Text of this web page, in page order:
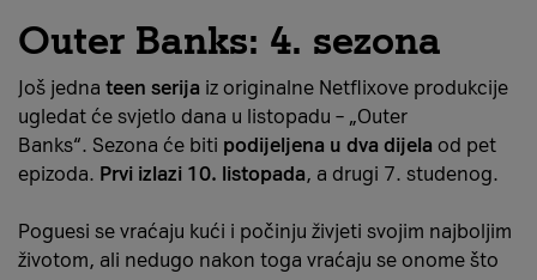
Outer Banks: 4. sezona
Još jedna teen serija iz originalne Netflixove produkcije
ugledat će svjetlo dana u listopadu – „Outer
Banks“. Sezona će biti podijeljena u dva dijela od pet
epizoda. Prvi izlazi 10. listopada, a drugi 7. studenog.
Poguesi se vraćaju kući i počinju živjeti svojim najboljim
životom, ali nedugo nakon toga vraćaju se onome što